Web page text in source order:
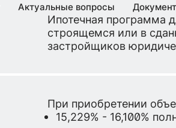
Актуальные вопросы
Ипотечная программа
строящемся или в
застройщиков
При приобретении
15,229% - 16,100%